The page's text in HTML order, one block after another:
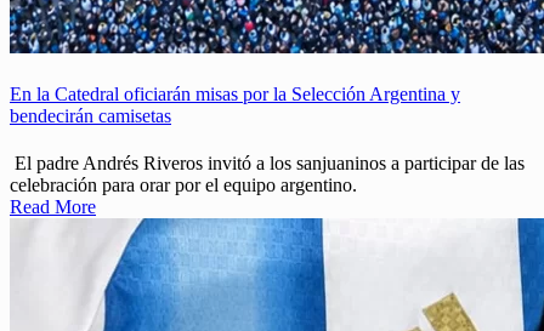
En la Catedral oficiarán misas por la Selección Argentina y
bendecirán camisetas
El padre Andrés Riveros invitó a los sanjuaninos a participar de las
celebración para orar por el equipo argentino.
Read More